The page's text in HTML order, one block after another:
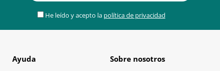
He leído y acepto la política de privacidad
Ayuda Sobre nosotros